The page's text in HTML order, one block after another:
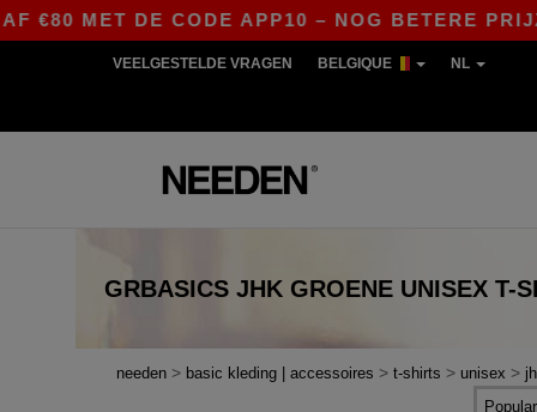
MET DE CODE APP10 – NOG BETERE
VEELGESTELDE VRAGEN BELGIQUE NL
GRBASICS JHK GROENE UNISEX T-
needen > basic kleding | accessoires > t-shirts > unisex >